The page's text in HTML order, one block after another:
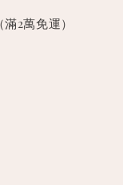
2萬免運）